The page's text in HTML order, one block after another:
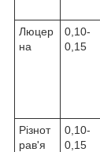
Люцер
на
0,10-
0,15
Різнот
рав'я
0,10-
0,15